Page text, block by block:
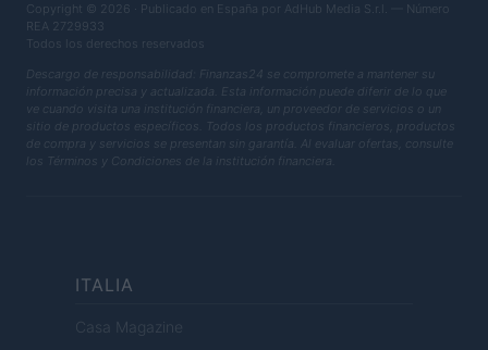
Copyright © 2026 · Publicado en España por AdHub Media S.r.l. — Número
REA 2729933
Todos los derechos reservados
Descargo de responsabilidad: Finanzas24 se compromete a mantener su
información precisa y actualizada. Esta información puede diferir de lo que
ve cuando visita una institución financiera, un proveedor de servicios o un
sitio de productos específicos. Todos los productos financieros, productos
de compra y servicios se presentan sin garantía. Al evaluar ofertas, consulte
los Términos y Condiciones de la institución financiera.
ITALIA
Casa Magazine